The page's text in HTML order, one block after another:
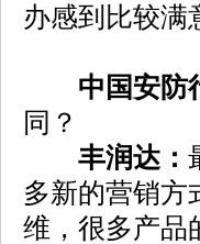
办感到比较满
中国安防
同？
丰润达：
多新的营销方
维，很多产品